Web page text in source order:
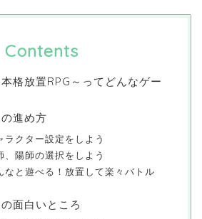
Contents
格放置RPG～ってどんなゲー
進め方
ラクター設定をしよう
、陽師の選択をしよう
なと遊べる！放置して楽々バトル
面白いところ